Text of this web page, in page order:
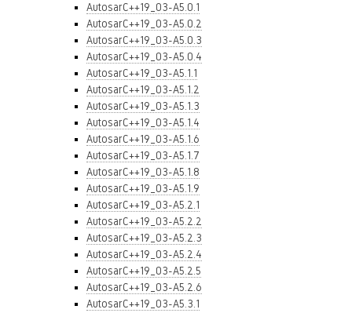
AutosarC++19_03-A5.0.1
AutosarC++19_03-A5.0.2
AutosarC++19_03-A5.0.3
AutosarC++19_03-A5.0.4
AutosarC++19_03-A5.1.1
AutosarC++19_03-A5.1.2
AutosarC++19_03-A5.1.3
AutosarC++19_03-A5.1.4
AutosarC++19_03-A5.1.6
AutosarC++19_03-A5.1.7
AutosarC++19_03-A5.1.8
AutosarC++19_03-A5.1.9
AutosarC++19_03-A5.2.1
AutosarC++19_03-A5.2.2
AutosarC++19_03-A5.2.3
AutosarC++19_03-A5.2.4
AutosarC++19_03-A5.2.5
AutosarC++19_03-A5.2.6
AutosarC++19_03-A5.3.1